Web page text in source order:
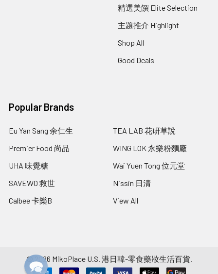
精選美饌 Elite Selection
主題推介 Highlight
Shop All
Good Deals
Popular Brands
Eu Yan Sang 余仁生
Premier Food 尚品
UHA 味覺糖
SAVEWO 救世
Calbee 卡樂B
TEA LAB 花研草說
WING LOK 永樂粉麵廠
Wai Yuen Tong 位元堂
Nissin 日清
View All
© 2026 MikoPlace U.S. 港日韓-零食藥妝生活百貨.